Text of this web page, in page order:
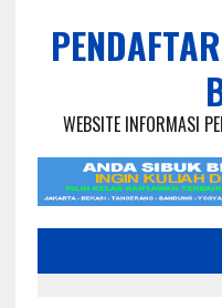
WEBSITE INFORMASI